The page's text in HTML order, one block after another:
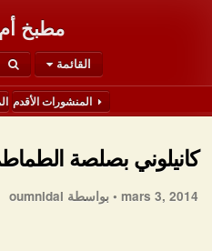
مطبخ
القائمة
المنشورات الأقدم
كانيلوني بصلصة
mars 3, 2014 • بواسطة oumnidal